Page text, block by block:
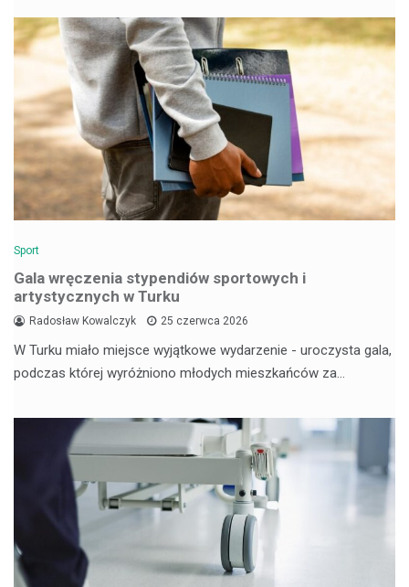
Sport
Gala wręczenia stypendiów sportowych i
artystycznych w Turku
Radosław Kowalczyk 25 czerwca 2026
W Turku miało miejsce wyjątkowe wydarzenie - uroczysta gala,
podczas której wyróżniono młodych mieszkańców za…